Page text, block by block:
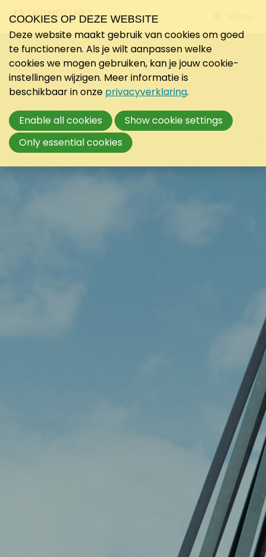
to
COOKIES OP DEZE WEBSITE
Deze website maakt gebruik van cookies om goed
te functioneren. Als je wilt aanpassen welke
cookies we mogen gebruiken, kan je jouw cookie-
instellingen wijzigen. Meer informatie is
beschikbaar in onze privacyverklaring.
Enable all cookies
Show cookie settings
Only essential cookies